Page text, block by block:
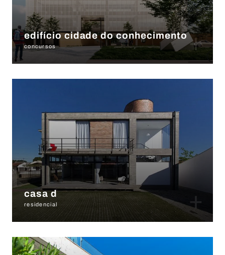
edifício cidade do conhecimento
concursos +
casa d
residencial +